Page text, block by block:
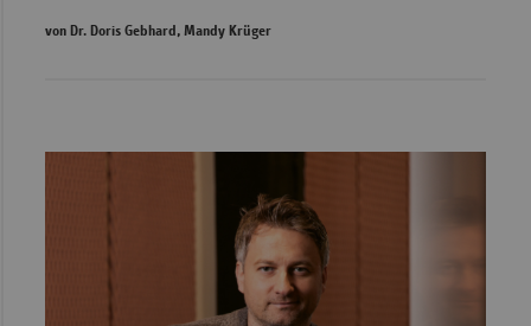
von Dr. Doris Gebhard, Mandy Krüger